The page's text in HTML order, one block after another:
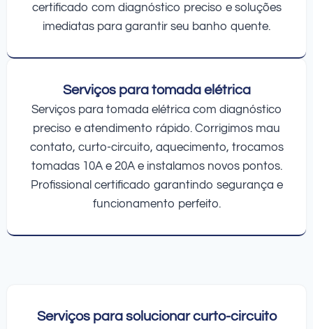
certificado com diagnóstico preciso e soluções
imediatas para garantir seu banho quente.
Serviços para tomada elétrica
Serviços para tomada elétrica com diagnóstico
preciso e atendimento rápido. Corrigimos mau
contato, curto-circuito, aquecimento, trocamos
tomadas 10A e 20A e instalamos novos pontos.
Profissional certificado garantindo segurança e
funcionamento perfeito.
Serviços para solucionar curto-circuito